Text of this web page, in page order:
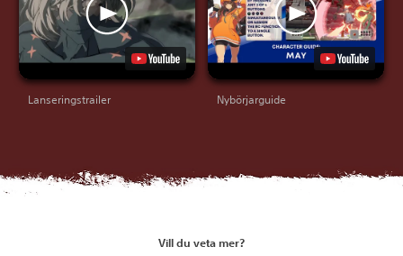
Lanseringstrailer Nybörjarguide
Vill du veta mer?